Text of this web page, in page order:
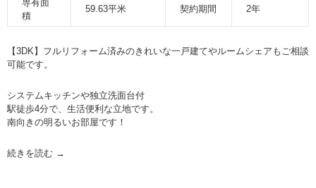
専有面
積
59.63平米 契約期間 2年
【3DK】フルリフォーム済みのきれいな一戸建てやルームシェアもご相談
可能です。
システムキッチンや独立洗面台付
駅徒歩4分で、生活便利な立地です。
南向きの明るいお部屋です！
続きを読む →